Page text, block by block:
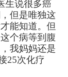
生说很多癌
但是唯独这
能知道。但
个病等到腹
我妈妈还是
25次化疗